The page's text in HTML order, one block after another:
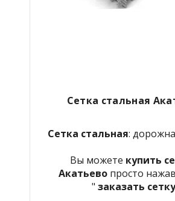
Сетка стальная
Сетка стальная:
Вы можете купить
Акатьево просто
" заказать сетку